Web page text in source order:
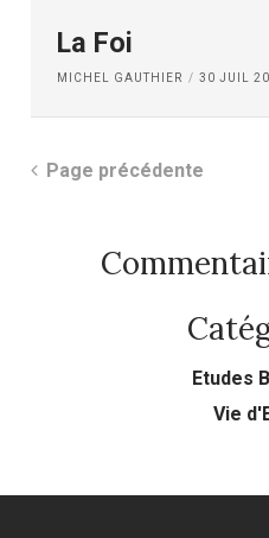
La Foi
MICHEL GAUTHIER 30 JUIL
Page précédente
Etudes
Vie